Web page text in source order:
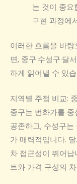
는 것이 중요
구현 과정에
이러한 흐름을 바
면, 중구·수성구·
하게 읽어낼 수 있
지역별 주점 비교:
중구는 번화가를
공존하고, 수성구
가 매력적입니다.
차 접근성이 뛰어
트와 가격 구성의